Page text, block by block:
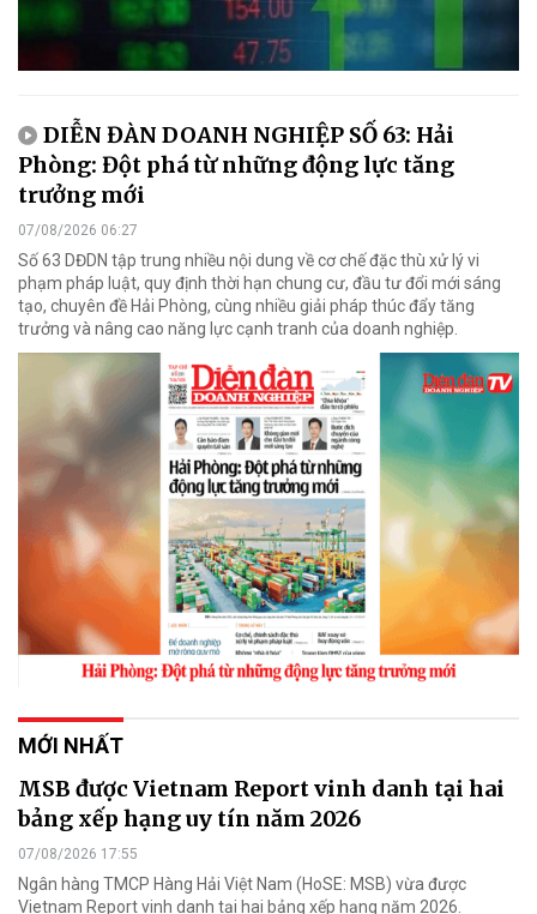
DIỄN ĐÀN DOANH NGHIỆP SỐ 63: Hải
Phòng: Đột phá từ những động lực tăng
trưởng mới
07/08/2026 06:27
Số 63 DĐDN tập trung nhiều nội dung về cơ chế đặc thù xử lý vi
phạm pháp luật, quy định thời hạn chung cư, đầu tư đổi mới sáng
tạo, chuyên đề Hải Phòng, cùng nhiều giải pháp thúc đẩy tăng
trưởng và nâng cao năng lực cạnh tranh của doanh nghiệp.
MỚI NHẤT
MSB được Vietnam Report vinh danh tại hai
bảng xếp hạng uy tín năm 2026
07/08/2026 17:55
Ngân hàng TMCP Hàng Hải Việt Nam (HoSE: MSB) vừa được
Vietnam Report vinh danh tại hai bảng xếp hạng năm 2026.